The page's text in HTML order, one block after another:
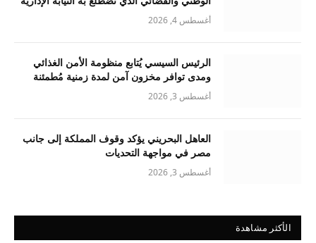
أغسطس 4, 2026
الرئيس السيسي يُتابع منظومة الأمن الغذائي
ومدى توافر مخزون آمن لمدة زمنية مُطمئنة
أغسطس 3, 2026
العاهل البحريني يؤكد وقوف المملكة إلى جانب
مصر في مواجهة التحديات
أغسطس 3, 2026
الأكثر مشاهدة